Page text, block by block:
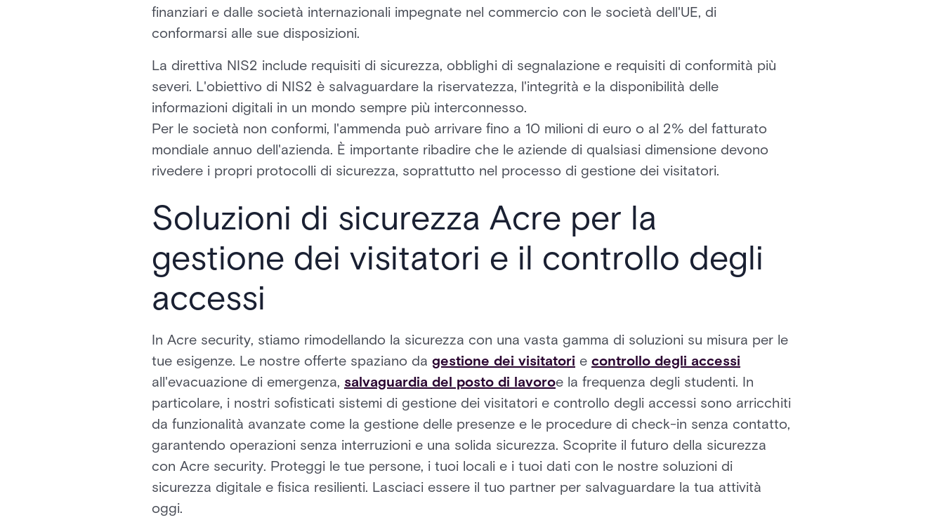
finanziari e dalle società internazionali impegnate nel commercio con le società dell'UE, di
conformarsi alle sue disposizioni.
La direttiva NIS2 include requisiti di sicurezza, obblighi di segnalazione e requisiti di conformità più
severi. L'obiettivo di NIS2 è salvaguardare la riservatezza, l'integrità e la disponibilità delle
informazioni digitali in un mondo sempre più interconnesso.
Per le società non conformi, l'ammenda può arrivare fino a 10 milioni di euro o al 2% del fatturato
mondiale annuo dell'azienda. È importante ribadire che le aziende di qualsiasi dimensione devono
rivedere i propri protocolli di sicurezza, soprattutto nel processo di gestione dei visitatori.
Soluzioni di sicurezza Acre per la
gestione dei visitatori e il controllo degli
accessi
In Acre security, stiamo rimodellando la sicurezza con una vasta gamma di soluzioni su misura per le
tue esigenze. Le nostre offerte spaziano da gestione dei visitatori e controllo degli accessi
all'evacuazione di emergenza, salvaguardia del posto di lavoroe la frequenza degli studenti. In
particolare, i nostri sofisticati sistemi di gestione dei visitatori e controllo degli accessi sono arricchiti
da funzionalità avanzate come la gestione delle presenze e le procedure di check-in senza contatto,
garantendo operazioni senza interruzioni e una solida sicurezza. Scoprite il futuro della sicurezza
con Acre security. Proteggi le tue persone, i tuoi locali e i tuoi dati con le nostre soluzioni di
sicurezza digitale e fisica resilienti. Lasciaci essere il tuo partner per salvaguardare la tua attività
oggi.